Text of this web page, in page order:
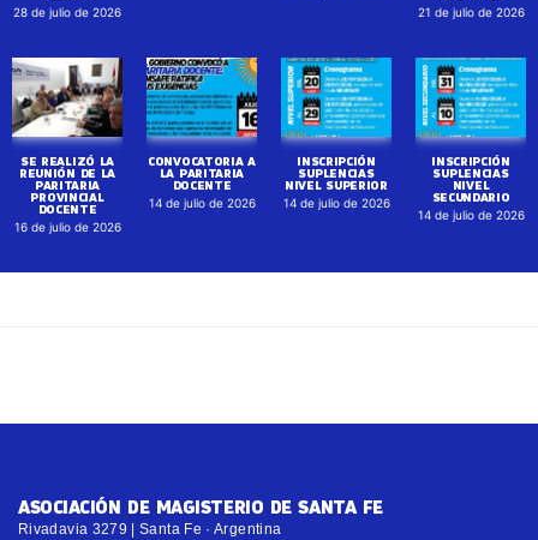
28 de julio de 2026 21 de julio de 2026
SE REALIZÓ LA
REUNIÓN DE LA
PARITARIA
PROVINCIAL
DOCENTE
16 de julio de 2026
CONVOCATORIA A
LA PARITARIA
DOCENTE
14 de julio de 2026
INSCRIPCIÓN
SUPLENCIAS
NIVEL SUPERIOR
14 de julio de 2026
INSCRIPCIÓN
SUPLENCIAS
NIVEL
SECUNDARIO
14 de julio de 2026
ASOCIACIÓN DE MAGISTERIO DE SANTA FE
Rivadavia 3279 | Santa Fe · Argentina